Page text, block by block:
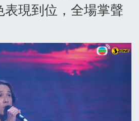
表現到位，全場掌聲